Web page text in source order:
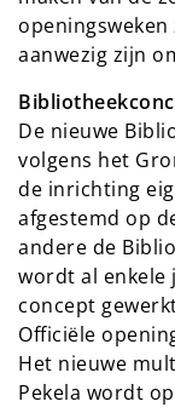
aanwezig zijn
De nieuwe
volgens het
de inrichting
afgestemd op
andere de
wordt al enkele
concept
Officiële
Het nieuwe
Pekela wordt